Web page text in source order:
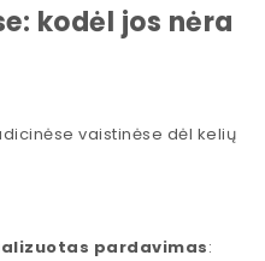
kodėl jos nėra
vaistinėse dėl kelių
pardavimas: